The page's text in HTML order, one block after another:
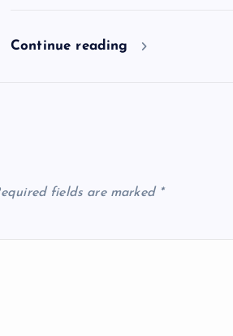
Continue reading
fields are marked *